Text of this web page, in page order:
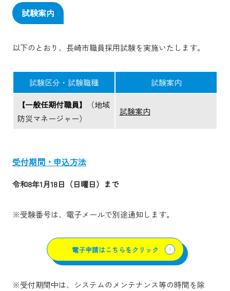
試験案内
以下のとおり、長崎市職員採用試験を実施いたします。
試験区分・試験職種 試験案内
【一般任期付職員】
（地域
防災マネージャー）
試験案内
受付期間・申込方法
令和8年1月18日（日曜日） まで
※受験番号は、電子メールで別途通知します。
電子申請はこちらをクリック
※受付期間中は、システムのメンテナンス等の時間を除